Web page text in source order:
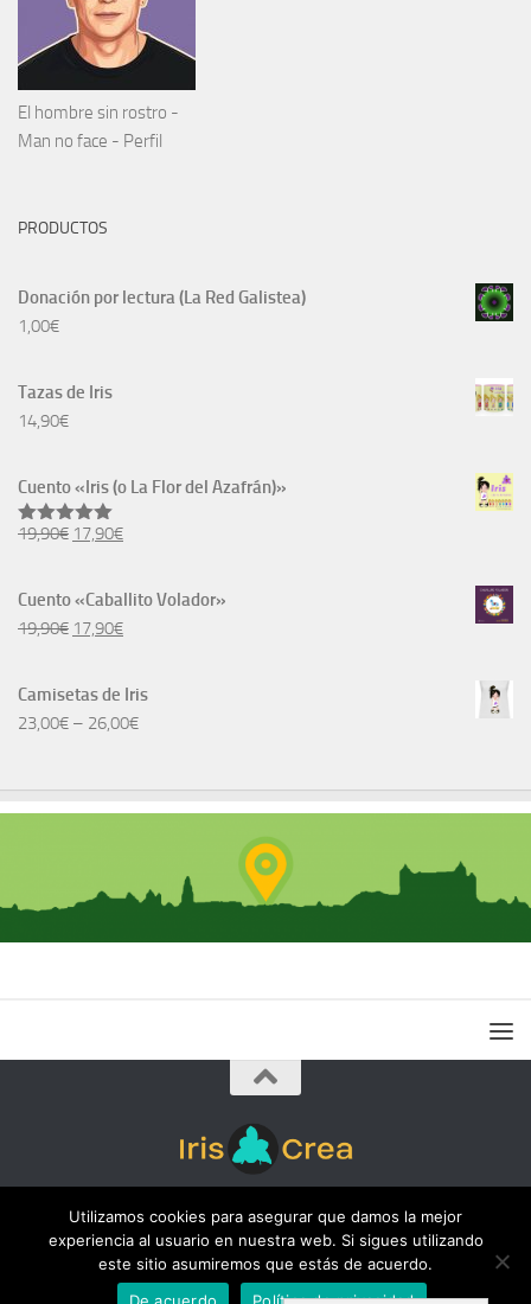
El hombre sin rostro -
Man no face - Perfil
PRODUCTOS
Donación por lectura (La Red Galistea)
1,00€
Tazas de Iris
14,90€
Cuento «Iris (o La Flor del Azafrán)»
Valorado
19,90€ El
original
era:
17,90€El
actual
es:
Cuento «Caballito Volador»
19,90€ El
original
era:
17,90€El
actual
es:
Camisetas de Iris
23,00€ – 26,00€
Iris Crea © 2026. Todos los derechos reservados.
Utilizamos cookies para asegurar que damos la mejor
experiencia al usuario en nuestra web. Si sigues utilizando
este sitio asumiremos que estás de acuerdo.
De acuerdo
Política de privacidad